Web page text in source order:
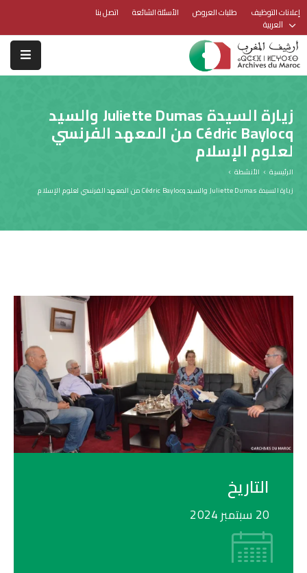
إعلانات التوظيف طلبات العروض الأسئلة الشائعة اتصل بنا
العربية
زيارة السيدة Juliette Dumas والسيد
Cédric Baylocq من المعهد الفرنسي
لعلوم الإسلام
الرئيسية
الأنشطة
زيارة السيدة Juliette Dumas والسيد Cédric Baylocq من المعهد الفرنسي لعلوم الإسلام
التاريخ
20 سبتمبر 2024